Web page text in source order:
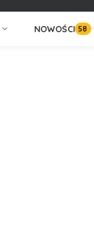
NOWOŚCI 58